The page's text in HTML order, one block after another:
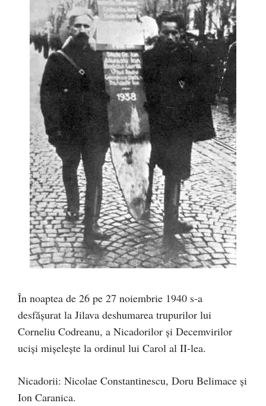
În noaptea de 26 pe 27 noiembrie 1940 s-a
desfășurat la Jilava deshumarea trupurilor lui
Corneliu Codreanu, a Nicadorilor și Decemvirilor
uciși mișelește la ordinul lui Carol al II-lea.
Nicadorii: Nicolae Constantinescu, Doru Belimace și
Ion Caranica.